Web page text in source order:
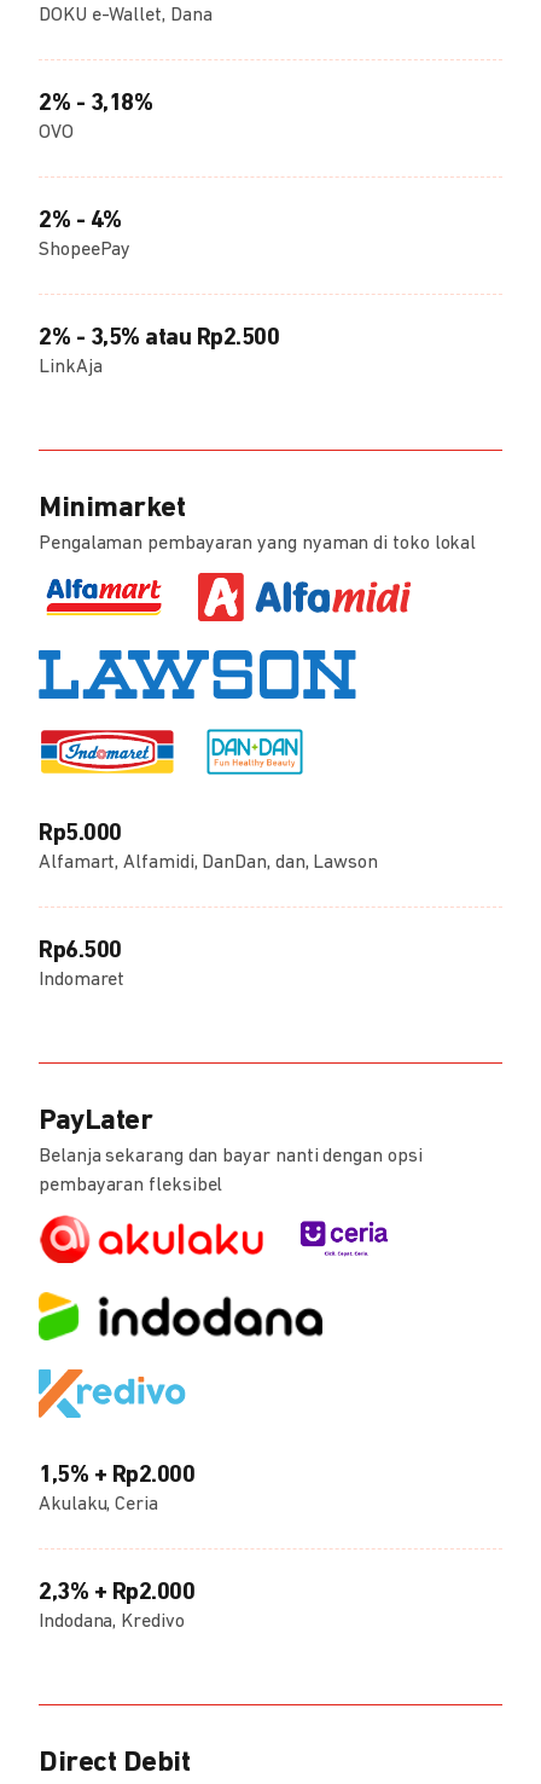
DOKU e-Wallet, Dana
2% - 3,18%
OVO
2% - 4%
ShopeePay
2% - 3,5% atau Rp2.500
LinkAja
Minimarket
Pengalaman pembayaran yang nyaman di toko lokal
Rp5.000
Alfamart, Alfamidi, DanDan, dan, Lawson
Rp6.500
Indomaret
PayLater
Belanja sekarang dan bayar nanti dengan opsi
pembayaran fleksibel
1,5% + Rp2.000
Akulaku, Ceria
2,3% + Rp2.000
Indodana, Kredivo
Direct Debit